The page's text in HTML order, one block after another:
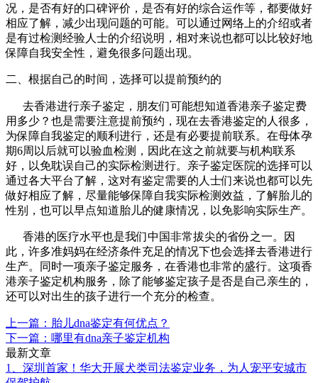
况，是否有好的口碑评价，是否有好的综合运作等，都要做好
相应了解，减少出现问题的可能。可以通过网络上的介绍或者
是有过检测经验人士的介绍说明，相对来说也都可以比较好地
保障自我安全性，避免很多问题出现。
二、根据自己的时间，选择可以提前预约的
去香港进行亲子鉴定，朋友们可能想知道香港亲子鉴定费
用多少？也是需要注意提前预约，现在去香港鉴定的人很多，
为保障自我鉴定的顺利进行，还是有必要提前联系。在母体孕
期6周以后就可以验血检测，因此在这之前就要与机构联系
好，以免耽误自己的实际检测进行。亲子鉴定医院的选择可以
通过各大平台了解，这对有鉴定需要的人士们来说也都可以先
做好相应了解，尽量能够保障自我实际检测效益，了解胎儿的
性别，也可以早点知道胎儿的健康情况，以免影响实际生产。
香港的医疗水平也是我们中国非常拔尖的省份之一。因
此，许多准妈妈在经济条件充足的情况下也会选择去香港进行
生产。同时一项亲子鉴定服务，在香港也非常的盛行。这项香
港亲子鉴定机构服务，除了能够鉴定孩子是否是自己亲生的，
还可以对出生的孩子进行一个充分的检查。
上一篇：胎儿dna鉴定有何优点？
下一篇：哪里有dna亲子鉴定机构
最新文章
1、深圳首家！华大开展犬类司法鉴定业务，为人宠平安城市